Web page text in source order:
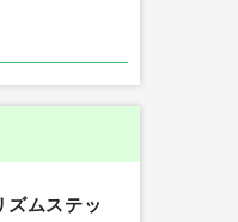
ムステッ